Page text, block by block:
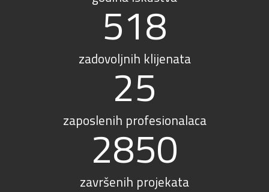
518
zadovoljnih klijenata
25
zaposlenih profesionalaca
2850
završenih projekata